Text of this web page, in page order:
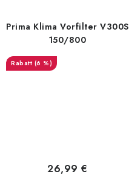
Prima Klima Vorfilter V300S
150/800
(6 %)
26,99 €